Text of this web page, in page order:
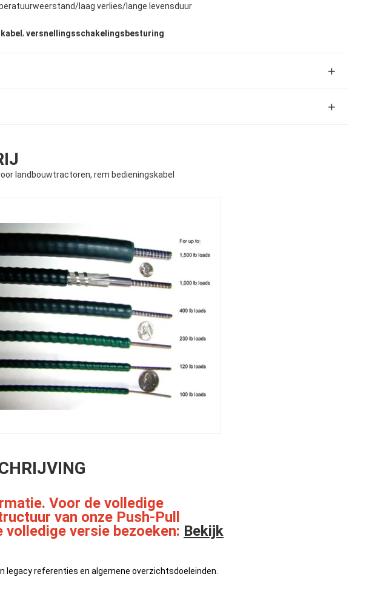
laag verlies/lange levensduur
, versnellingsschakelingsbesturing
landbouwtractoren, rem bedieningskabel
Voor de volledige
van onze Push-Pull
versie bezoeken: Bekijk
legacy referenties en algemene overzichtsdoeleinden.